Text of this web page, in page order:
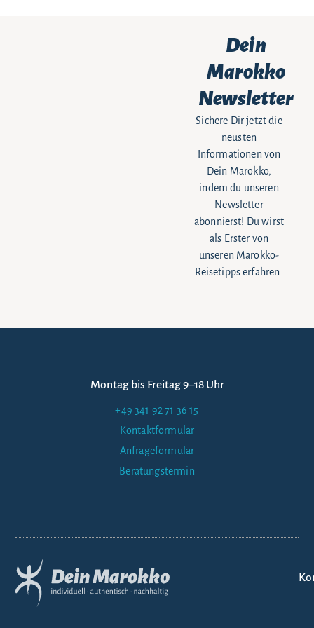
Dein
Marokko
Newsletter
Sichere Dir jetzt die
neusten
Informationen von
Dein Marokko,
indem du unseren
Newsletter
abonnierst! Du wirst
als Erster von
unseren Marokko-
Reisetipps erfahren.
Montag bis Freitag 9–18 Uhr
+49 341 92 71 36 15
Kontaktformular
Anfrageformular
Beratungstermin